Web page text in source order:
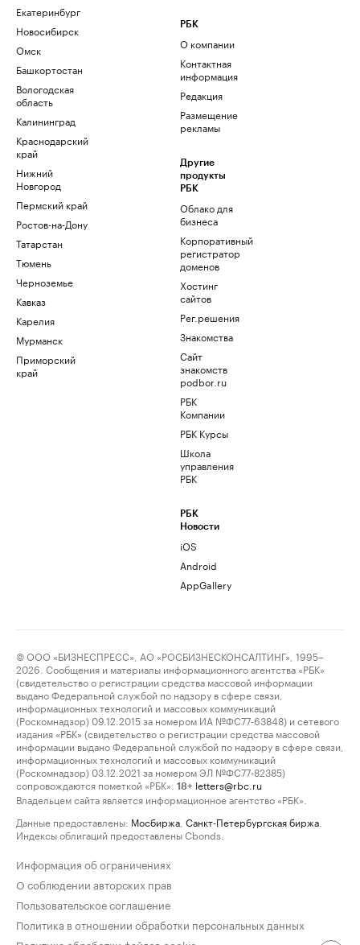
Екатеринбург
Новосибирск
Омск
Башкортостан
Вологодская
область
Калининград
Краснодарский
край
Нижний
Новгород
Пермский край
Ростов-на-Дону
Татарстан
Тюмень
Черноземье
Кавказ
Карелия
Мурманск
Приморский
край
РБК
О компании
Контактная
информация
Редакция
Размещение
рекламы
Другие
продукты
РБК
Облако для
бизнеса
Корпоративный
регистратор
доменов
Хостинг
сайтов
Рег.решения
Знакомства
Сайт
знакомств
podbor.ru
РБК
Компании
РБК Курсы
Школа
управления
РБК
РБК
Новости
iOS
Android
AppGallery
© ООО «БИЗНЕСПРЕСС», АО «РОСБИЗНЕСКОНСАЛТИНГ», 1995–
2026. Сообщения и материалы информационного агентства «РБК»
(свидетельство о регистрации средства массовой информации
выдано Федеральной службой по надзору в сфере связи,
информационных технологий и массовых коммуникаций
(Роскомнадзор) 09.12.2015 за номером ИА №ФС77-63848) и сетевого
издания «РБК» (свидетельство о регистрации средства массовой
информации выдано Федеральной службой по надзору в сфере связи,
информационных технологий и массовых коммуникаций
(Роскомнадзор) 03.12.2021 за номером ЭЛ №ФС77-82385)
сопровождаются пометкой «РБК».
18+ letters@rbc.ru
Владельцем сайта является информационное агентство «РБК».
Данные предоставлены: Мосбиржа Санкт-Петербургская биржа
Индексы облигаций предоставлены Cbonds.
Информация об ограничениях
О соблюдении авторских прав
Пользовательское соглашение
Политика в отношении обработки персональных данных